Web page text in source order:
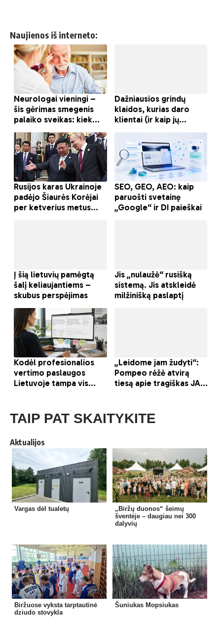
Naujienos iš interneto:
TAIP PAT SKAITYKITE
Aktualijos
Vargas dėl tualetų
„Biržų duonos“ šeimų
šventėje – daugiau nei 300
dalyvių
Biržuose vyksta tarptautinė
dziudo stovykla
Šuniukas Mopsiukas